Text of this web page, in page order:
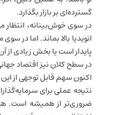
گسترده‌ای بر بازار بگذارد.
در سوی خوش‌بینانه،
انویدیا بالا بماند. اما در
پایدار است یا بخش زیادی از
در سطح کلان نیزاقتصاد
اکنون سهم قابل توجهی از
نتیجه عملی برای
ضروری‌تر از همیشه است.